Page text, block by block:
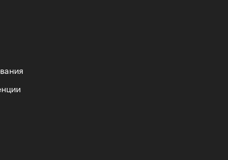
которые нельзя